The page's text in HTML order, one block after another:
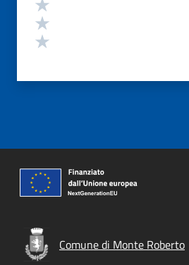
Comune di Monte Roberto